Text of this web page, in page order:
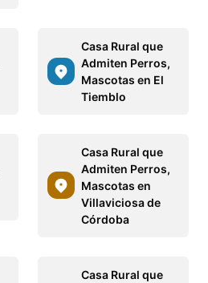
Casa Rural que
Admiten Perros,
Mascotas en El
Tiemblo
Casa Rural que
Admiten Perros,
Mascotas en
Villaviciosa de
Córdoba
Casa Rural que